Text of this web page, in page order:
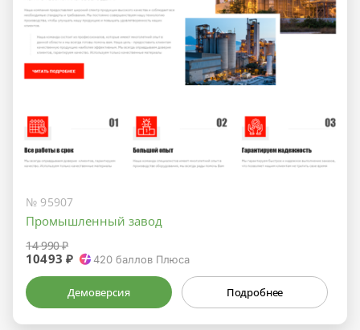
№ 95907
Промышленный завод
14 990 ₽
10493 ₽ 420 баллов Плюса
Демоверсия Подробнее